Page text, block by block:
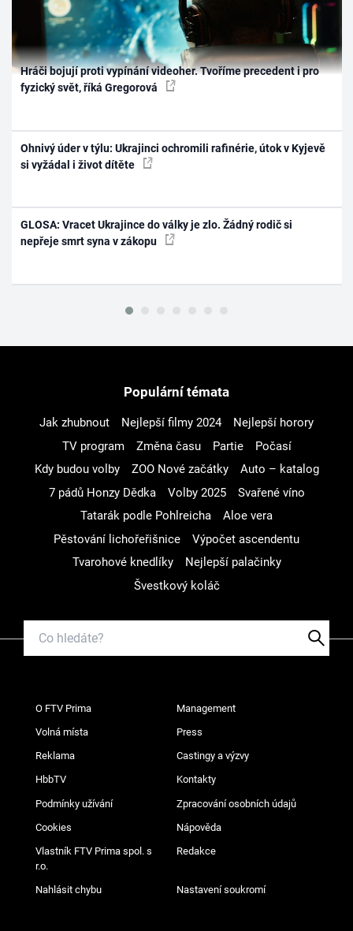
Hráči bojují proti vypínání videoher. Tvoříme precedent i pro
fyzický svět, říká Gregorová
Ohnivý úder v týlu: Ukrajinci ochromili rafinérie, útok v Kyjevě
si vyžádal i život dítěte
GLOSA: Vracet Ukrajince do války je zlo. Žádný rodič si
nepřeje smrt syna v zákopu
Populární témata
Jak zhubnout Nejlepší filmy 2024
Nejlepší horory
TV program
Změna času Partie
Počasí
Kdy budou volby
ZOO Nové začátky
Auto – katalog
7 pádů Honzy Dědka
Volby 2025
Svařené víno
Tatarák podle Pohlreicha
Aloe vera
Pěstování lichořeřišnice
Výpočet ascendentu
Tvarohové knedlíky
Nejlepší palačinky
Švestkový koláč
O FTV Prima Management
Volná místa Press
Reklama Castingy a výzvy
HbbTV Kontakty
Podmínky užívání Zpracování osobních údajů
Cookies Nápověda
Vlastník FTV Prima spol. s
r.o.
Redakce
Nahlásit chybu Nastavení soukromí